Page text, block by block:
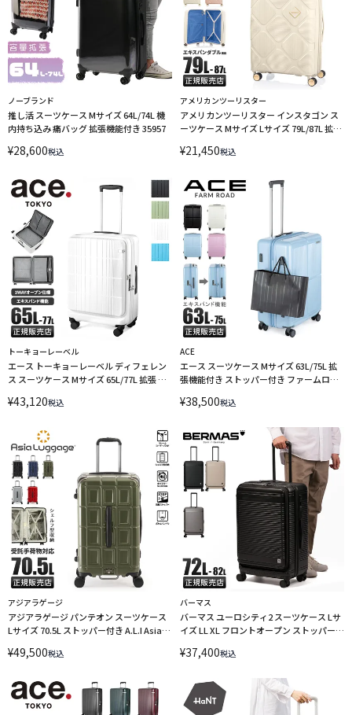
ノーブランド
推し活 スーツケース Mサイズ 64L/74L 機
内持ち込み 痛バッグ 拡張機能付き 35957
¥28,600税込
アメリカンツーリスター
アメリカンツーリスター インスタゴン ス
ーツケース Mサイズ Lサイズ 79L/87L 拡張
AmericanTourister INSTAGON LINECPN
¥21,450税込
トーキョーレーベル
エース トーキョーレーベル ディフェレン
ス スーツケース Mサイズ 65L/77L 拡張 片
05723
¥43,120税込
ACE
エース スーツケース Mサイズ 63L/75L 拡
張機能付き ストッパー付き ファームロー
¥38,500税込
アジアラゲージ
アジアラゲージ パンテオン スーツケース
Lサイズ 70.5L ストッパー付き A.L.I Asia
LINECPN
¥49,500税込
バーマス
バーマス ユーロシティ2 スーツケース Lサ
イズ LL XL フロントオープン ストッパー付
EURO CITY 2 bermas-60297 LINECPN
¥37,400税込